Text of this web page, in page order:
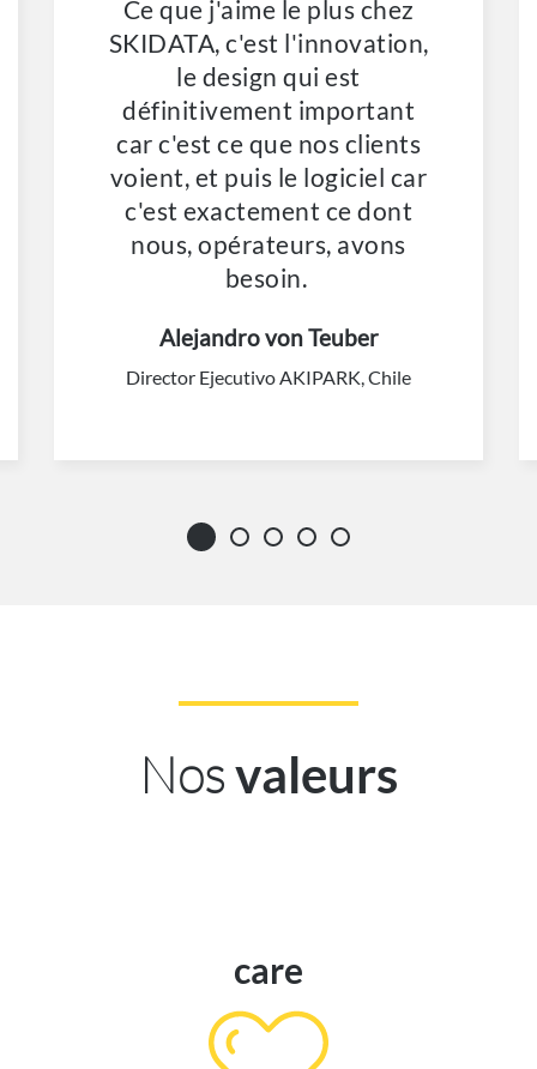
Ce que j'aime le plus chez
SKIDATA, c'est l'innovation,
le design qui est
définitivement important
car c'est ce que nos clients
voient, et puis le logiciel car
c'est exactement ce dont
nous, opérateurs, avons
besoin.
Alejandro von Teuber
Director Ejecutivo AKIPARK, Chile
Nosvaleurs
care